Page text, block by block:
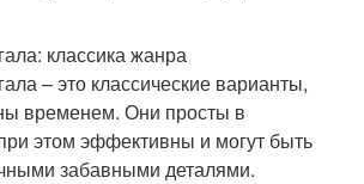
классика жанра
– это классические варианты,
временем. Они просты в
этом эффективны и могут быть
забавными деталями.